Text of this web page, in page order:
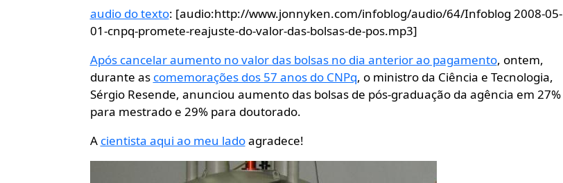
audio do texto: [audio:http://www.jonnyken.com/infoblog/audio/64/Infoblog 2008-05-
01-cnpq-promete-reajuste-do-valor-das-bolsas-de-pos.mp3]
Após cancelar aumento no valor das bolsas no dia anterior ao pagamento, ontem,
durante as comemorações dos 57 anos do CNPq, o ministro da Ciência e Tecnologia,
Sérgio Resende, anunciou aumento das bolsas de pós-graduação da agência em 27%
para mestrado e 29% para doutorado.
A cientista aqui ao meu ladoagradece!